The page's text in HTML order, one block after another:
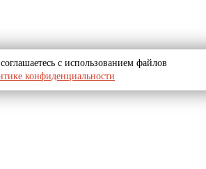
с использованием файлов
конфиденциальности